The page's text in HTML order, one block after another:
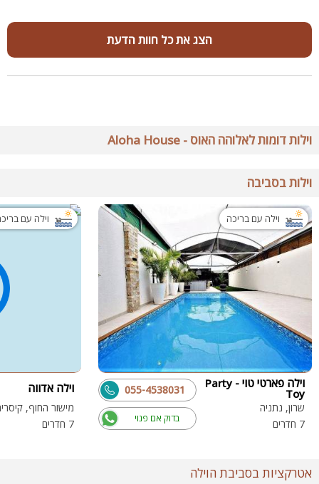
הצג את כל חוות הדעת
וילות דומות לאלוהה האוס - Aloha House
וילות בסביבה
וילה עם בריכה
וילה פארטי טוי - Party
Toy
שרון, נתניה
7 חדרים
בדוק אם פנוי
055-4538031
וילה עם
וילה אדווה
מישור החוף,
7 חדרים
אטרקציות בסביבת הוילה